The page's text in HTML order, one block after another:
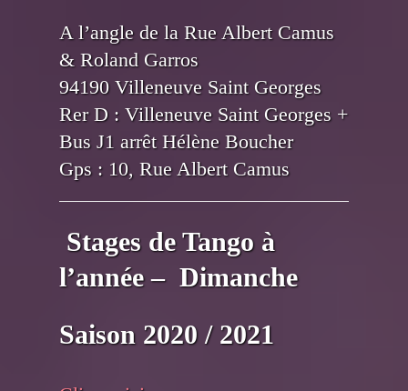
A l’angle de la Rue Albert Camus
& Roland Garros
94190 Villeneuve Saint Georges
Rer D : Villeneuve Saint Georges +
Bus J1 arrêt Hélène Boucher
Gps : 10, Rue Albert Camus
Stages de Tango à
l’année – Dimanche
Saison 2020 / 2021